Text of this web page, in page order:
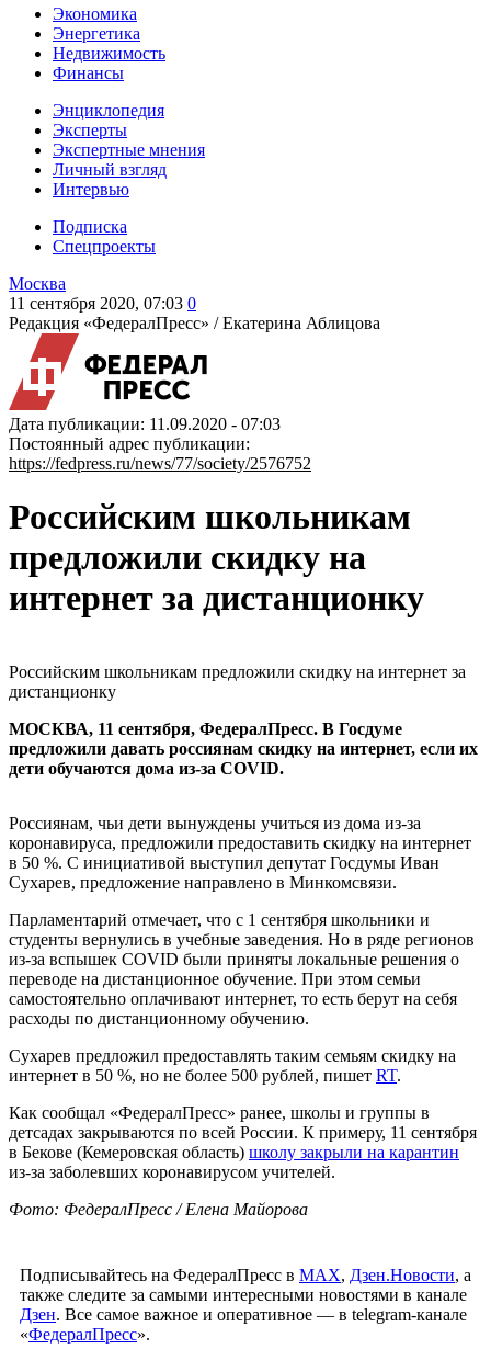
Экономика
Энергетика
Недвижимость
Финансы
Энциклопедия
Эксперты
Экспертные мнения
Личный взгляд
Интервью
Подписка
Спецпроекты
Москва
11 сентября 2020, 07:03 0
Редакция «ФедералПресс» /Екатерина Аблицова
Дата публикации: 11.09.2020 - 07:03
Постоянный адрес публикации:
https://fedpress.ru/news/77/society/2576752
Российским школьникам
предложили скидку на
интернет за дистанционку
МОСКВА, 11 сентября, ФедералПресс. В Госдуме
предложили давать россиянам скидку на интернет, если их
дети обучаются дома из-за COVID.